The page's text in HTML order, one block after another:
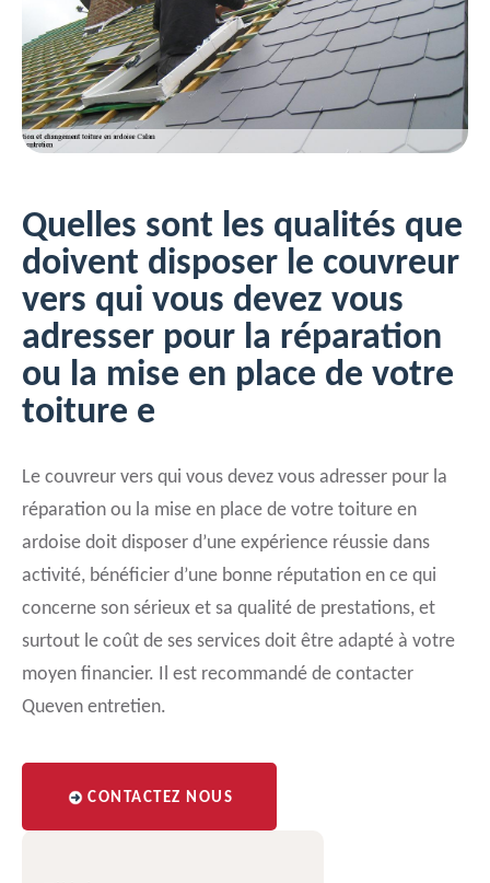
Quelles sont les qualités que
doivent disposer le couvreur
vers qui vous devez vous
adresser pour la réparation
ou la mise en place de votre
toiture e
Le couvreur vers qui vous devez vous adresser pour la
réparation ou la mise en place de votre toiture en
ardoise doit disposer d’une expérience réussie dans
activité, bénéficier d’une bonne réputation en ce qui
concerne son sérieux et sa qualité de prestations, et
surtout le coût de ses services doit être adapté à votre
moyen financier. Il est recommandé de contacter
Queven entretien.
CONTACTEZ NOUS